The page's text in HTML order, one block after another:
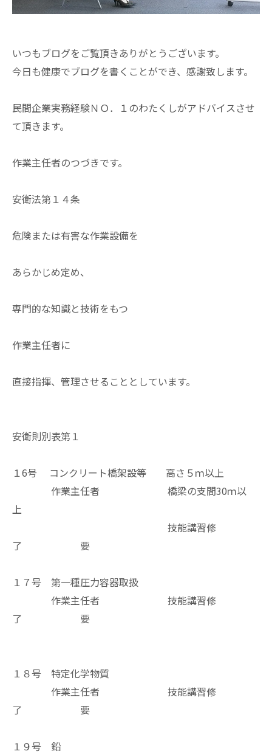
いつもブログをご覧頂きありがとうございます。
今日も健康でブログを書くことができ、感謝致します。
民間企業実務経験ＮＯ．１のわたくしがアドバイスさせ
て頂きます。
作業主任者のつづきです。
安衛法第１４条
危険または有害な作業設備を
あらかじめ定め、
専門的な知識と技術をもつ
作業主任者に
直接指揮、管理させることとしています。
安衛則別表第１
１6号 コンクリート橋架設等 高さ５ｍ以上
作業主任者 橋梁の支間30ｍ以
上
技能講習修
了 要
１７号 第一種圧力容器取扱
作業主任者 技能講習修
了 要
１８号 特定化学物質
作業主任者 技能講習修
了 要
１９号 鉛